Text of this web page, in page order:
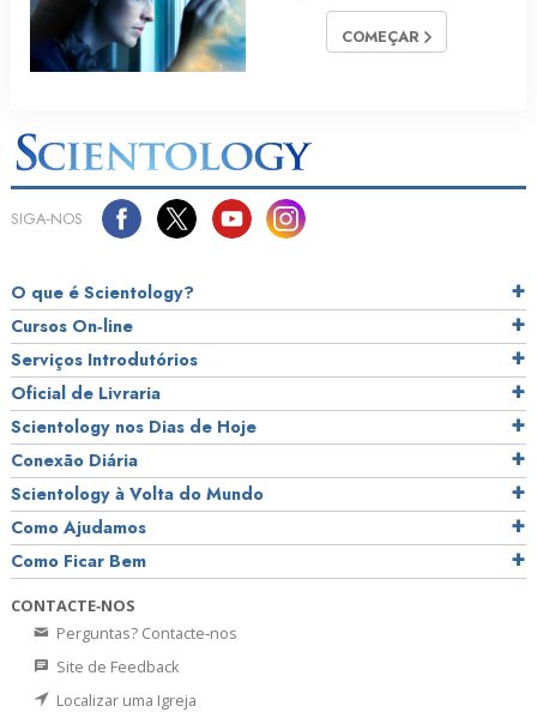
COMEÇAR
SIGA‑NOS
O que é Scientology?
Cursos On‑line
Serviços Introdutórios
Oficial de Livraria
Scientology nos Dias de Hoje
Conexão Diária
Scientology à Volta do Mundo
Como Ajudamos
Como Ficar Bem
CONTACTE‑NOS
Perguntas? Contacte‑nos
Site de Feedback
Localizar uma Igreja